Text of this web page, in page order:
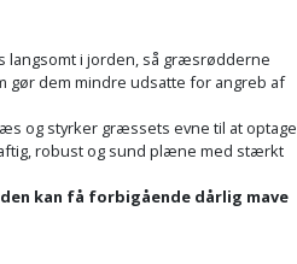
langsomt i jorden, så græsrødderne
gør dem mindre udsatte for angreb af
og styrker græssets evne til at optage
robust og sund plæne med stærkt
kan få forbigående dårlig mave